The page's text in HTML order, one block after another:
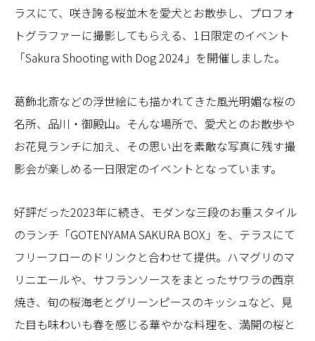
ラスにて、咲き誇る桜並木を愛犬とお散歩し、プロフォ
トグラファーに撮影してもらえる、1日限定のイベント
「Sakura Shooting with Dog 2024」を開催しました。
葛飾北斎などの浮世絵にも描かれてきた風光明媚な桜の
名所、品川・御殿山。そんな場所で、愛犬とのお散歩や
お花見ランチに加え、その思い出を素敵な写真に残す撮
影会が楽しめる一日限定のイベントとなっています。
好評だった2023年に続き、モダンな三段のお重スタイル
のランチ「GOTENYAMA SAKURA BOX」を、テラスにて
フリーフローのドリンクと合わせて提供。ハマグリのマ
リニエールや、サフランソースをまとったサワラの西京
焼き、旬の桜海老とグリーンピースのキッシュなど、見
た目も味わいも春を感じる華やかな料理を、満開の桜と